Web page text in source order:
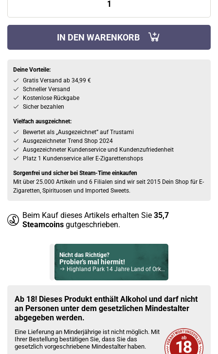
IN DEN WARENKORB
Deine Vorteile:
Gratis Versand ab 34,99 €
Schneller Versand
Kostenlose Rückgabe
Sicher bezahlen
Vielfach ausgzeichnet:
Bewertet als „Ausgezeichnet” auf Trustami
Ausgezeichneter Trend Shop 2024
Ausgezeichneter Kundenservice und Kundenzufriedenheit
Platz 1 Kundenservice aller E-Zigarettenshops
Sorgenfrei und sicher bei Steam-Time einkaufen
Mit über 25.000 Artikeln und 6 Filialen sind wir seit 2015 Dein Shop für E-
Zigaretten, Spirituosen und Imported Sweets.
Beim Kauf dieses Artikels erhalten Sie 35,7
Steamcoins gutgeschrieben.
Nicht das Richtige?
Probier's mal hiermit!
Highland Park 14 Jahre Land of Orkney Single Malt Scotch Whisky 42,3% Vol. 700ml
Check das mal!
Doorly's XO Rum 43% Vol. 700ml
Du willst Kröten sparen?
Schau mal hier!
Suorin Ace 2ml 1000mAh Pod Kit Weiss
Ab 18! Dieses Produkt enthält Alkohol und darf nicht
an Personen unter dem gesetzlichen Mindestalter
abgegeben werden.
Eine Lieferung an Minderjährige ist nicht möglich. Mit
Ihrer Bestellung bestätigen Sie, dass Sie das
gesetzlich vorgeschriebene Mindestalter haben.